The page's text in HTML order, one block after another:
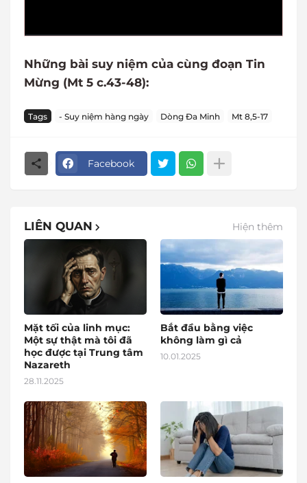
Những bài suy niệm của cùng đoạn Tin
Mừng (Mt 5 c.43-48):
Tags - Suy niệm hàng ngày Dòng Đa Minh Mt 8,5-17
Facebook
LIÊN QUAN Hiện thêm
Mặt tối của linh mục:
Một sự thật mà tôi đã
học được tại Trung tâm
Nazareth
28.11.2025
Bắt đầu bằng việc
không làm gì cả
10.01.2025